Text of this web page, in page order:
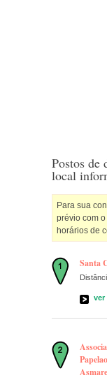
Postos de
local
Para sua
prévio com
horários de
Santa
ver
Asmare